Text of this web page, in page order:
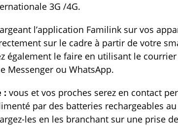
3G /4G.
l’application Familink sur vos
sur le cadre à partir de votre
également le faire en utilisant le
Messenger ou WhatsApp.
: vous et vos proches serez en contact
par des batteries rechargeables
les en les branchant sur une prise